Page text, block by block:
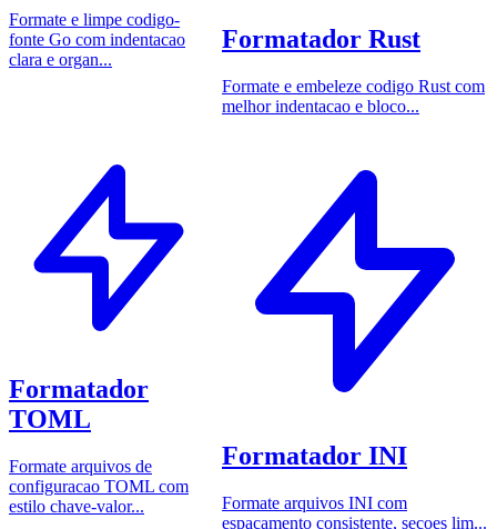
Formate e limpe codigo-
fonte Go com indentacao
clara e organ...
Formatador Rust
Formate e embeleze codigo Rust com
melhor indentacao e bloco...
Formatador
TOML
Formate arquivos de
configuracao TOML com
estilo chave-valor...
Formatador INI
Formate arquivos INI com
espacamento consistente, secoes lim...